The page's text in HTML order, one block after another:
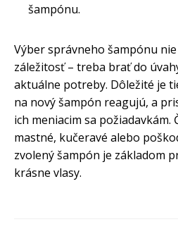
šampónu.
Výber správneho šampónu
záležitosť – treba brať do
aktuálne potreby. Dôležité je
na nový šampón reagujú, a
ich meniacim sa požiadavkám.
mastné, kučeravé alebo
zvolený šampón je základom
krásne vlasy.